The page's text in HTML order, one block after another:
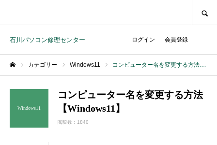
石川パソコン修理センター ログイン 会員登録
カテゴリー Windows11 コンピューター名を変更する方法【Windows11】
Windows11
コンピューター名を変更する方法
【Windows11】
閲覧数：1840